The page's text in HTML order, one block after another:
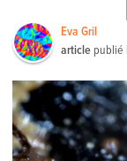
Eva Gril
article